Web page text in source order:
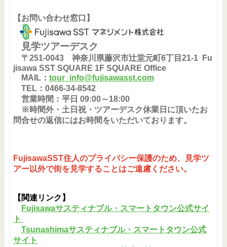
【お問い合わせ窓口】
見学ツアーデスク
〒251-0043 神奈川県藤沢市辻堂元町6丁目21-1
Fu
jisawa SST SQUARE 1F SQUARE Office
MAIL： tour_info@fujisawasst.com
TEL：0466-34-8542
営業時間：平日 09:00～18:00
※時間外・土日祝・ツアーデスク休業日に頂いたお
問合せの返信にはお時間をいただいております。
FujisawaSST住人のプライバシー保護のため、見学ツ
アー以外で街を見学することはご遠慮ください。
【関連リンク】
Fujisawaサスティナブル・スマートタウン公式サイ
ト
Tsunashimaサスティナブル・スマートタウン公式
サイト